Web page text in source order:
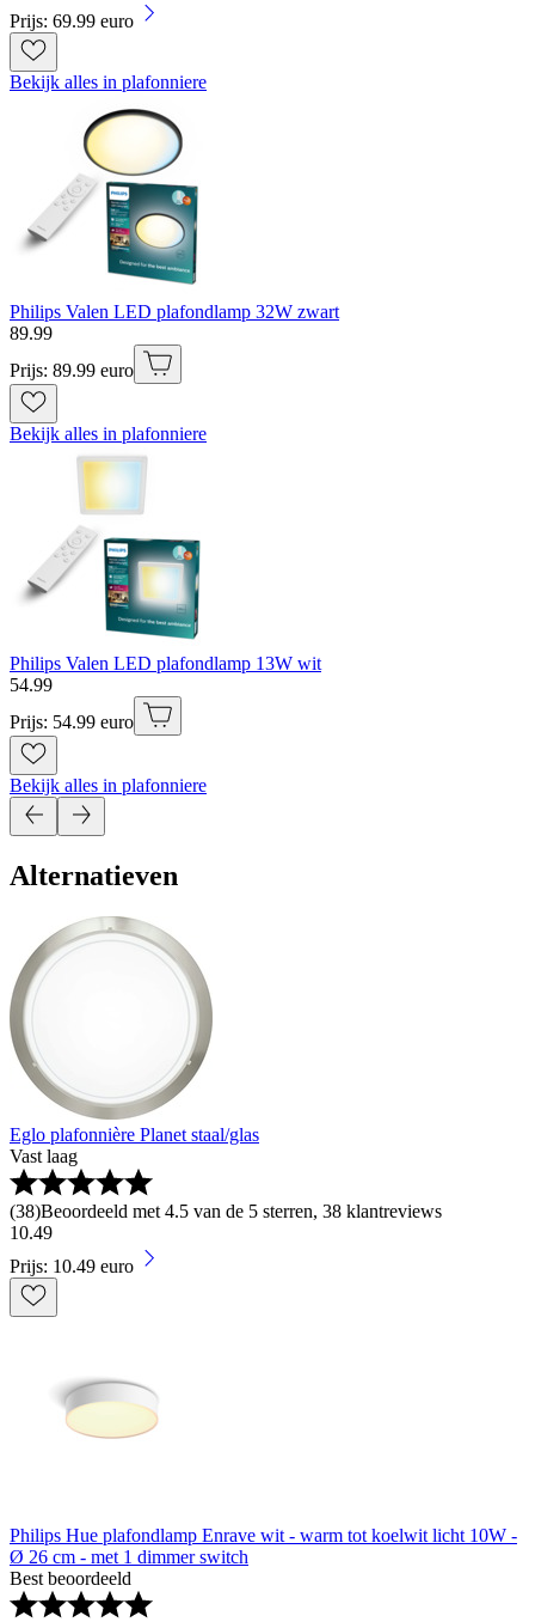
Prijs: 69.99 euro
Bekijk alles in plafonniere
Philips Valen LED plafondlamp 32W zwart
89.99
Prijs: 89.99 euro
Bekijk alles in plafonniere
Philips Valen LED plafondlamp 13W wit
54.99
Prijs: 54.99 euro
Bekijk alles in plafonniere
Alternatieven
Eglo plafonnière Planet staal/glas
Vast laag
(38)Beoordeeld met 4.5 van de 5 sterren, 38 klantreviews
10.49
Prijs: 10.49 euro
Philips Hue plafondlamp Enrave wit - warm tot koelwit licht 10W -
Ø 26 cm - met 1 dimmer switch
Best beoordeeld